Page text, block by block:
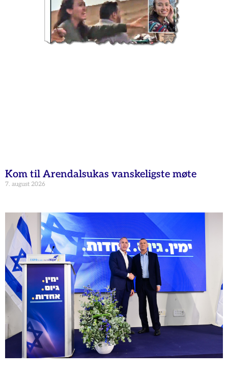
Kom til Arendalsukas vanskeligste møte
7. august 2026